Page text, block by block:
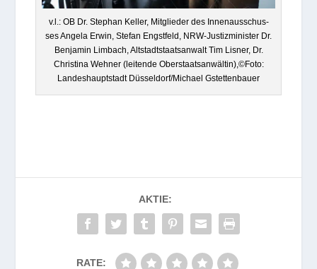
v.l.: OB Dr. Ste­phan Kel­ler, Mit­glie­der des Innen­aus­schus­
ses Angela Erwin, Ste­fan Engst­feld, NRW-Jus­tiz­mi­nis­ter Dr.
Ben­ja­min Lim­bach, Alt­stadt­staats­an­walt Tim Lis­ner, Dr.
Chris­tina Weh­ner (lei­tende Oberstaatsanwältin),©Foto:
Lan­des­haupt­stadt Düsseldorf/Michael Gstettenbauer
AKTIE:
RATE: